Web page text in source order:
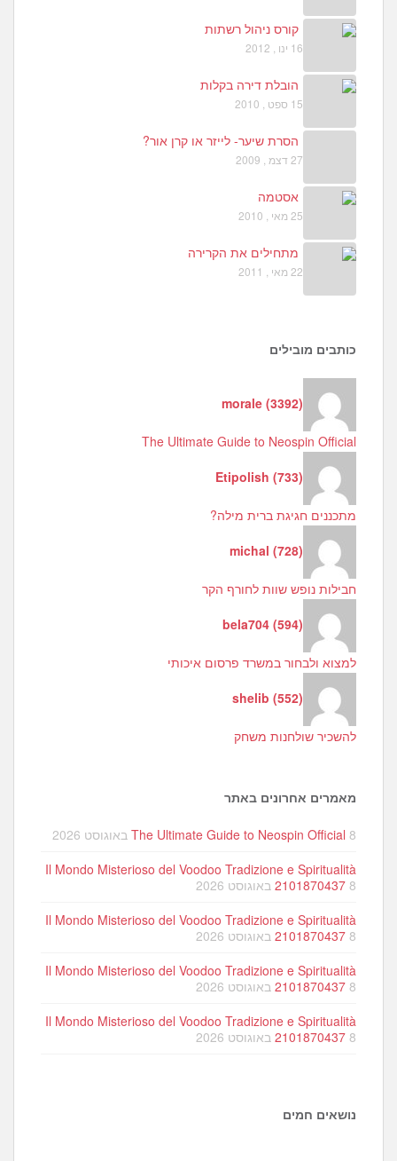
קורס ניהול רשתות
16 ינו , 2012
הובלת דירה בקלות
15 ספט , 2010
הסרת שיער- לייזר או קרן אור?
27 דצמ , 2009
אסטמה
25 מאי , 2010
מתחילים את הקרירה
22 מאי , 2011
כותבים מובילים
morale (3392)
The Ultimate Guide to Neospin Official
Etipolish (733)
מתכננים חגיגת ברית מילה?
michal (728)
חבילות נופש שוות לחורף הקר
bela704 (594)
למצוא ולבחור במשרד פרסום איכותי
shelib (552)
להשכיר שולחנות משחק
מאמרים אחרונים באתר
The Ultimate Guide to Neospin Official 8 באוגוסט 2026
Il Mondo Misterioso del Voodoo Tradizione e Spiritualità
2101870437 8 באוגוסט 2026
Il Mondo Misterioso del Voodoo Tradizione e Spiritualità
2101870437 8 באוגוסט 2026
Il Mondo Misterioso del Voodoo Tradizione e Spiritualità
2101870437 8 באוגוסט 2026
Il Mondo Misterioso del Voodoo Tradizione e Spiritualità
2101870437 8 באוגוסט 2026
נושאים חמים